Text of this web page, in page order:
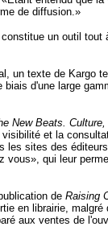
de diffusion.»
un outil
un texte de Kargo
d'une large
New Beats.
et la
sites des
qui leur
de Raising
en librairie,
aux ventes de